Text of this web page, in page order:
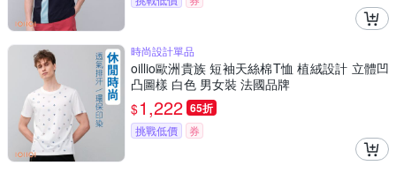
時尚設計單品
oillio歐洲貴族 短袖天絲棉T恤 植絨設計 立體凹
凸圖樣 白色 男女裝 法國品牌
$1,222 65折
挑戰低價 券